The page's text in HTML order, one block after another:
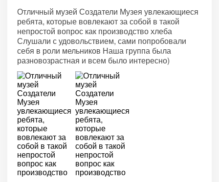
Отличный музей Создатели Музея увлекающиеся
ребята, которые вовлекают за собой в такой
непростой вопрос как производство хлеба
Слушали с удовольствием, сами попробовали
себя в роли мельников Наша группа была
разновозрастная и всем было интересно)